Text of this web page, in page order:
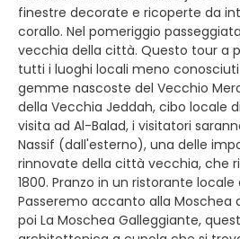
finestre decorate e ricoperte da
corallo. Nel pomeriggio
vecchia della città. Questo tour a
tutti i luoghi locali meno
gemme nascoste del Vecchio
della Vecchia Jeddah, cibo locale
visita ad Al-Balad, i visitatori
Nassif (dall'esterno), una delle
rinnovate della città vecchia, che
1800. Pranzo in un ristorante
Passeremo accanto alla Moschea
poi La Moschea Galleggiante,